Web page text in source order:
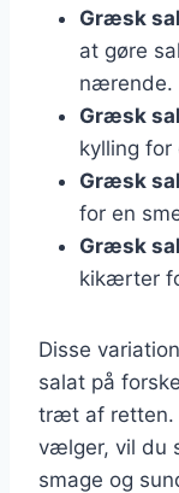
Græsk
at gøre
nærende.
Græsk
kylling for
Græsk
for en
Græsk
kikærter
Disse
salat på
træt af retten.
vælger, vil du
smage og